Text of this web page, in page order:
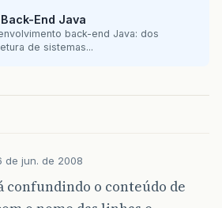
End Java
back-end Java: dos
de sistemas...
de jun. de 2008
confundindo o conteúdo de